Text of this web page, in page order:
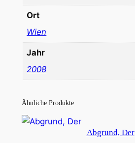
Ort
Wien
Jahr
2008
Ähnliche Produkte
Abgrund, Der